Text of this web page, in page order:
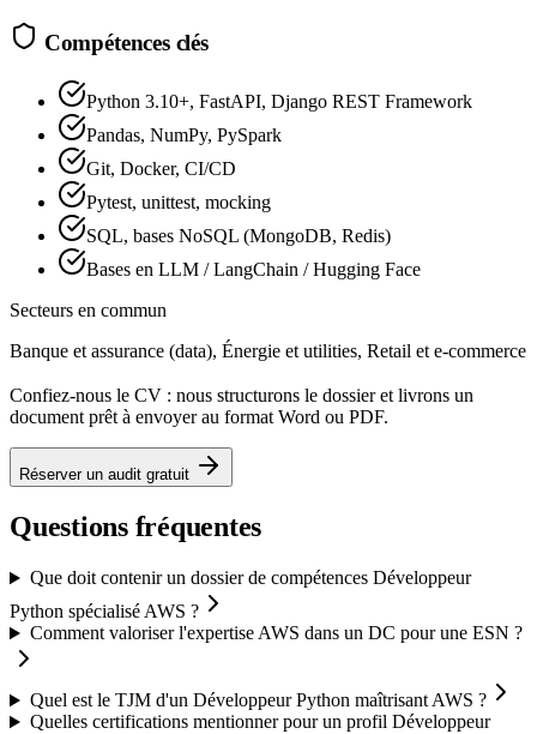
Compétences clés
Python 3.10+, FastAPI, Django REST Framework
Pandas, NumPy, PySpark
Git, Docker, CI/CD
Pytest, unittest, mocking
SQL, bases NoSQL (MongoDB, Redis)
Bases en LLM / LangChain / Hugging Face
Secteurs en commun
Banque et assurance (data), Énergie et utilities, Retail et e-commerce
Confiez-nous le CV : nous structurons le dossier et livrons un
document prêt à envoyer au format Word ou PDF.
Réserver un audit gratuit
Questions fréquentes
Que doit contenir un dossier de compétences Développeur
Python spécialisé AWS ?
Comment valoriser l'expertise AWS dans un DC pour une ESN ?
Quel est le TJM d'un Développeur Python maîtrisant AWS ?
Quelles certifications mentionner pour un profil Développeur